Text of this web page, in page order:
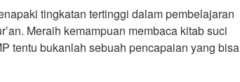
tingkatan tertinggi dalam pembelajaran
Meraih kemampuan membaca kitab suci
tentu bukanlah sebuah pencapaian yang bisa